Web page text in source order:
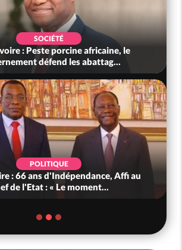
SOCIÉTÉ
: Peste porcine africaine, le
défend les abattag...
POLITIQUE
: 66 ans d'Indépendance, Affi au
de l'Etat : « Le moment...